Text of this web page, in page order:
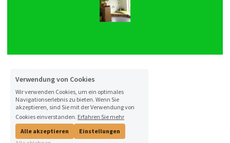
Verwendung von Cookies
Wir verwenden Cookies, um ein optimales
Navigationserlebnis zu bieten. Wenn Sie
akzeptieren, sind Sie mit der Verwendung von
Cookies einverstanden. Erfahren Sie mehr
Alle akzeptieren
Einstellungen